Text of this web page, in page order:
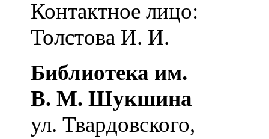
Контактное лицо:
Толстова И. И.
Библиотека им.
В. М. Шукшина
ул. Твардовского,